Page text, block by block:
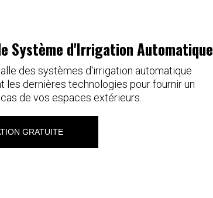
Système d'Irrigation Automatique
GRATUITE
des systèmes d'irrigation automatique
les dernières technologies pour fournir un
de vos espaces extérieurs.